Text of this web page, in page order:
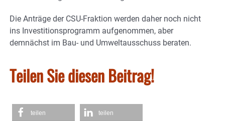
Die Anträge der CSU-Fraktion werden daher noch nicht
ins Investitionsprogramm aufgenommen, aber
demnächst im Bau- und Umweltausschuss beraten.
Teilen Sie diesen Beitrag!
teilen teilen